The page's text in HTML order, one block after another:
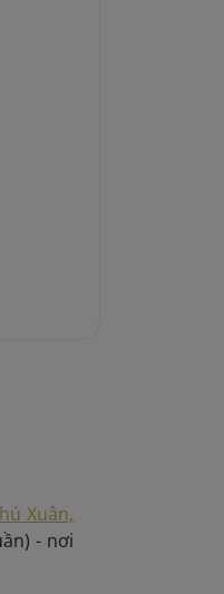
Xuân,
- nơi